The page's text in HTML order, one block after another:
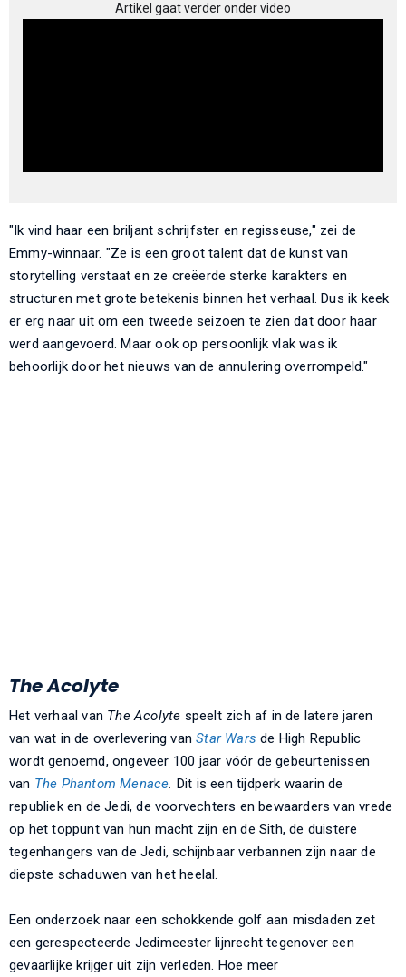
Artikel gaat verder onder video
"Ik vind haar een briljant schrijfster en regisseuse," zei de
Emmy-winnaar. "Ze is een groot talent dat de kunst van
storytelling verstaat en ze creëerde sterke karakters en
structuren met grote betekenis binnen het verhaal. Dus ik keek
er erg naar uit om een tweede seizoen te zien dat door haar
werd aangevoerd. Maar ook op persoonlijk vlak was ik
behoorlijk door het nieuws van de annulering overrompeld."
The Acolyte
Het verhaal van The Acolyte speelt zich af in de latere jaren
van wat in de overlevering vanStar Wars de High Republic
wordt genoemd, ongeveer 100 jaar vóór de gebeurtenissen
van The Phantom Menace. Dit is een tijdperk waarin de
republiek en de Jedi, de voorvechters en bewaarders van vrede
op het toppunt van hun macht zijn en de Sith, de duistere
tegenhangers van de Jedi, schijnbaar verbannen zijn naar de
diepste schaduwen van het heelal.
Een onderzoek naar een schokkende golf aan misdaden zet
een gerespecteerde Jedimeester lijnrecht tegenover een
gevaarlijke krijger uit zijn verleden. Hoe meer